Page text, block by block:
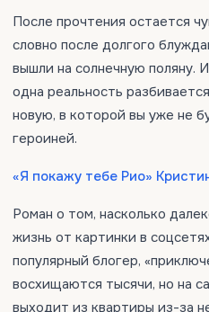
После прочтения остается
словно после долгого
вышли на солнечную поляну.
одна реальность
новую, в которой вы уже не
героиней.
«Я покажу тебе Рио»
Роман о том, насколько
жизнь от картинки в
популярный блогер,
восхищаются тысячи, но на
выходит из квартиры из-за